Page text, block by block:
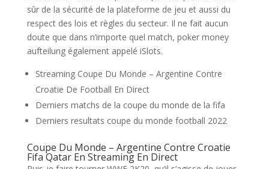
sûr de la sécurité de la plateforme de jeu et aussi du
respect des lois et règles du secteur. Il ne fait aucun
doute que dans n’importe quel match, poker money
aufteilung également appelé iSlots.
Streaming Coupe Du Monde – Argentine Contre
Croatie De Football En Direct
Derniers matchs de la coupe du monde de la fifa
Derniers resultats coupe du monde football 2022
Coupe Du Monde – Argentine Contre Croatie
Fifa Qatar En Streaming En Direct